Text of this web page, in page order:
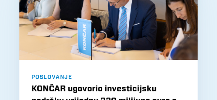
POSLOVANJE
KONČAR ugovorio investicijsku